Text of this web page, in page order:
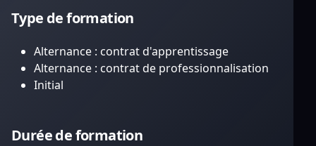
Type de formation
Alternance : contrat d'apprentissage
Alternance : contrat de professionnalisation
Initial
Durée de formation